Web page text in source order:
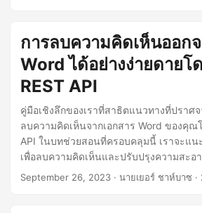
การลบความคิดเห็นออก
Word ได้อย่างง่ายดายโ
REST API
คู่มือเชิงลึกของเราที่สาธิตแนวทางที่ปราศ
ลบความคิดเห็นจากเอกสาร Word ของคุณ
API ในบทช่วยสอนที่ครอบคลุมนี้ เราจะแ
เพื่อลบความคิดเห็นและปรับปรุงความสะอ
อย่างมีประสิทธิภาพ
September 26, 2023 · นายเยอร์ ชาห์บาซ ·